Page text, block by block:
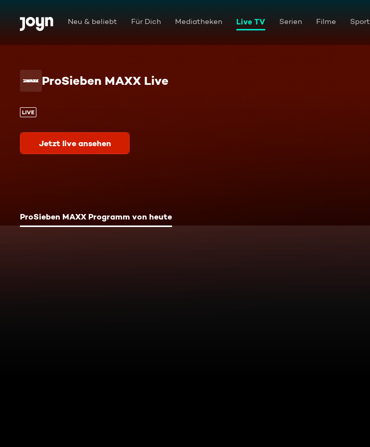
Zum Inhalt springen
Barrierefrei Neu & beliebt Für Dich Mediatheken Live TV Serien Filme Sport
ProSieben MAXX Live
Jetzt live ansehen
ProSieben MAXX Programm von heute